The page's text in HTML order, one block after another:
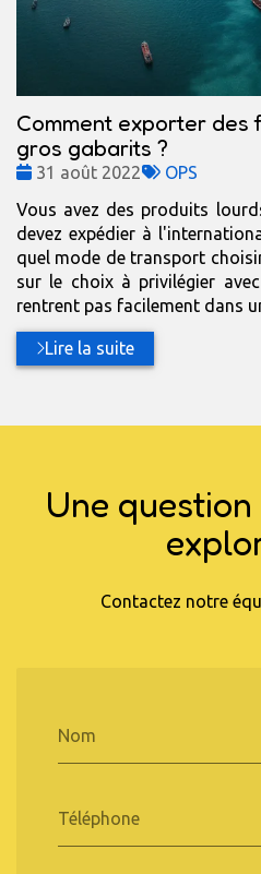
Comment exporter des
gros gabarits ?
Date
31 août 2022
Tags
OPS
Vous avez des produits
devez expédier à
quel mode de transport
sur le choix à privilégier
rentrent pas facilement dans
Lire la suite
Une
Contactez notre
Nom
Téléphone